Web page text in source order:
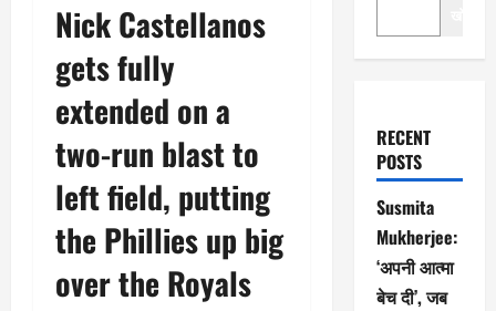
Nick Castellanos
gets fully
extended on a
two-run blast to
left field, putting
the Phillies up big
over the Royals
RECENT
POSTS
Susmita
Mukherjee:
‘अपनी आत्मा
बेच दी’, जब